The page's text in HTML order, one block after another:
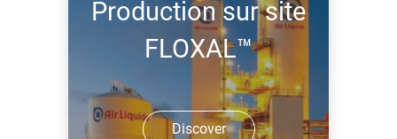
Production sur site
FLOXAL™
Discover